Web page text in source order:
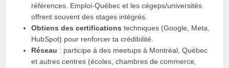
références. Emploi-Québec et les cégeps/universités
offrent souvent des stages intégrés.
Obtiens des certifications techniques (Google, Meta,
HubSpot) pour renforcer ta crédibilité.
Réseau : participe à des meetups à Montréal, Québec
et autres centres (écoles, chambres de commerce,